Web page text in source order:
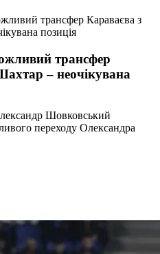
трансфер Караваєва з
позиція
трансфер
– неочікувана
Шовковський
переходу Олександра